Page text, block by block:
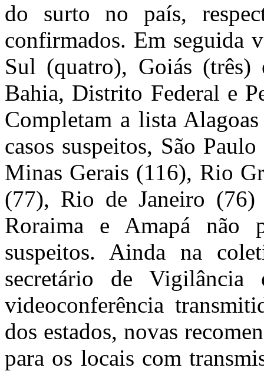
do surto no país,
confirmados. Em seguida
Sul (quatro), Goiás (três)
Bahia, Distrito Federal e
Completam a lista
casos suspeitos, São
Minas Gerais (116), Rio
(77), Rio de Janeiro
Roraima e Amapá não
suspeitos. Ainda na
secretário de
videoconferência
dos estados, novas
para os locais com